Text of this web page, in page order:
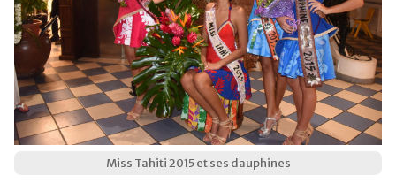
Miss Tahiti 2015 et ses dauphines